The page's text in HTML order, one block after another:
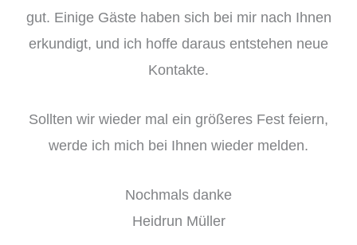
gut. Einige Gäste haben sich bei mir nach Ihnen
erkundigt, und ich hoffe daraus entstehen neue
Kontakte.
Sollten wir wieder mal ein größeres Fest feiern,
werde ich mich bei Ihnen wieder melden.
Nochmals danke
Heidrun Müller